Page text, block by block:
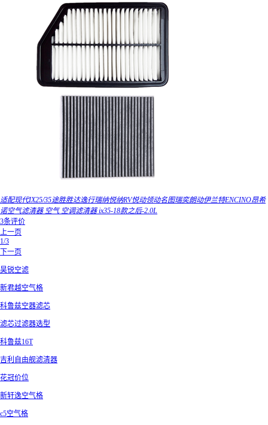
适配现代IX25/35途胜胜达逸行瑞纳悦纳RV悦动领动名图瑞奕朗动伊兰特ENCINO昂希
诺空气滤清器 空气 空调滤清器 ix35-18款之后-2.0L
3条评价
上一页
1/3
下一页
昊锐空滤
新君越空气格
科鲁兹空器滤芯
滤芯过滤器选型
科鲁兹16T
吉利自由舰滤清器
花冠价位
新轩逸空气格
c5空气格